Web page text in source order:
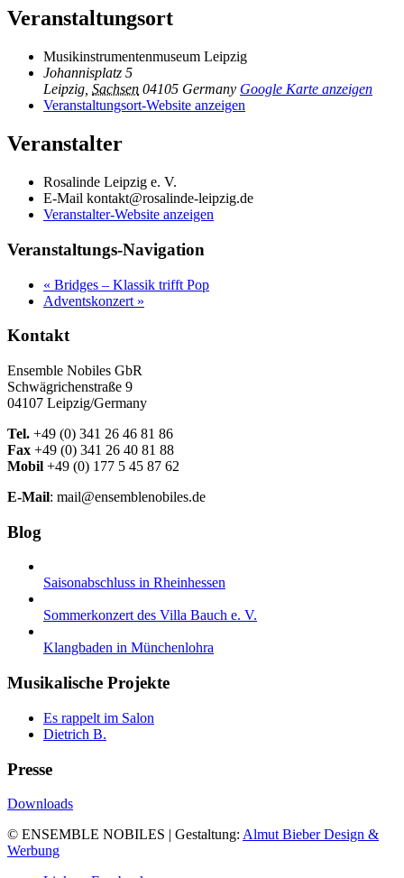
Veranstaltungsort
Musikinstrumentenmuseum Leipzig
Johannisplatz 5
Leipzig Sachsen 04105 Germany Google Karte anzeigen
Veranstaltungsort-Website anzeigen
Veranstalter
Rosalinde Leipzig e. V.
E-Mail kontakt@rosalinde-leipzig.de
Veranstalter-Website anzeigen
Veranstaltungs-Navigation
« Bridges – Klassik trifft Pop
Adventskonzert »
Kontakt
Ensemble Nobiles GbR
Schwägrichenstraße 9
04107 Leipzig/Germany
Tel. +49 (0) 341 26 46 81 86
Fax +49 (0) 341 26 40 81 88
Mobil +49 (0) 177 5 45 87 62
E-Mail: mail@ensemblenobiles.de
Blog
Saisonabschluss in Rheinhessen
Sommerkonzert des Villa Bauch e. V.
Klangbaden in Münchenlohra
Musikalische Projekte
Es rappelt im Salon
Dietrich B.
Presse
Downloads
© ENSEMBLE NOBILES | Gestaltung: Almut Bieber Design &
Werbung